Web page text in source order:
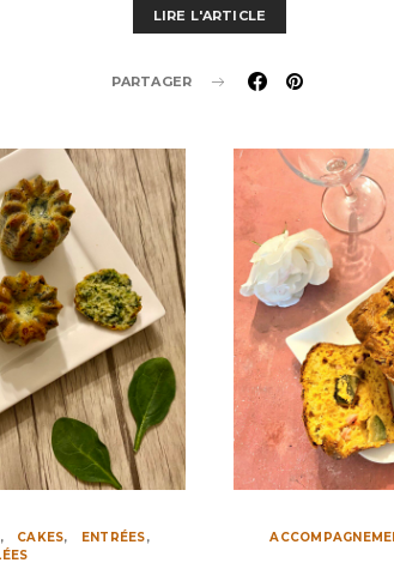
LIRE L'ARTICLE
PARTAGER
CAKES
ENTRÉES